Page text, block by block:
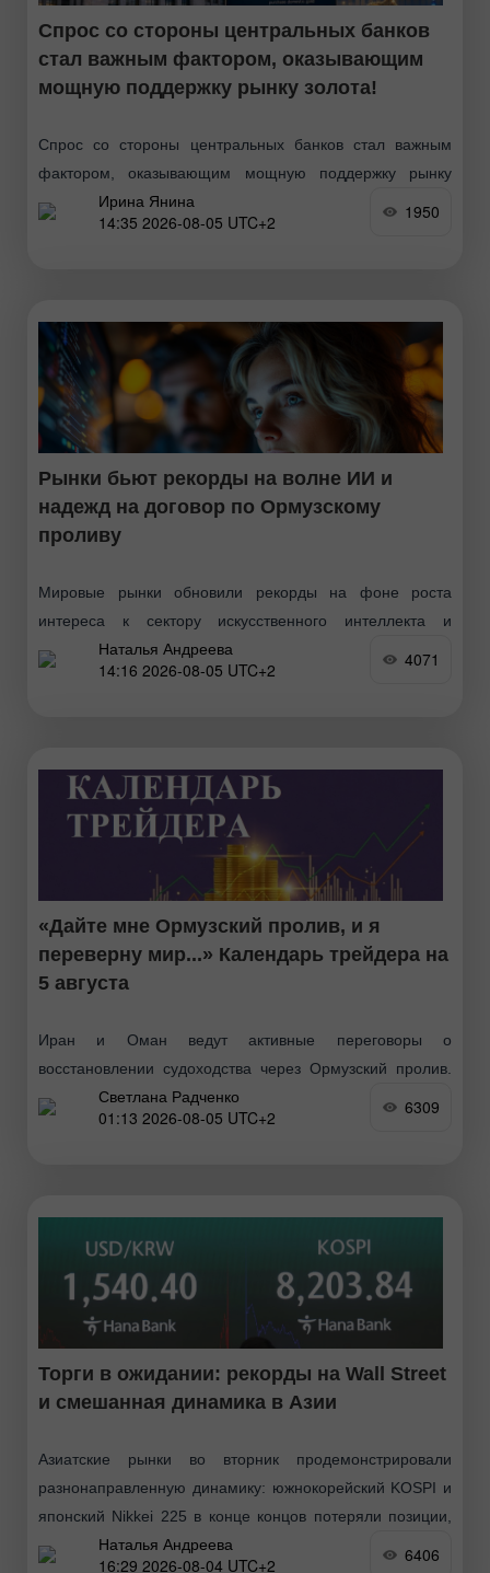
Спрос со стороны центральных банков
стал важным фактором, оказывающим
мощную поддержку рынку золота!
Спрос со стороны центральных банков стал важным
фактором, оказывающим мощную поддержку рынку
золота, и, по мнению ряда аналитиков, именно это
является главной причиной, позволяющей ценам
Ирина Янина
14:35 2026-08-05 UTC+2
1950
Рынки бьют рекорды на волне ИИ и
надежд на договор по Ормузскому
проливу
Мировые рынки обновили рекорды на фоне роста
интереса к сектору искусственного интеллекта и
ожиданий по возможной американо-иранской сделке,
которая может разблокировать поставки нефти через
Наталья Андреева
14:16 2026-08-05 UTC+2
4071
«Дайте мне Ормузский пролив, и я
переверну мир...» Календарь трейдера на
5 августа
Иран и Оман ведут активные переговоры о
восстановлении судоходства через Ормузский пролив.
Согласно данным The New York Times, обсуждаемая
схема предполагает проход входящих судов по
Светлана Радченко
01:13 2026-08-05 UTC+2
6309
Торги в ожидании: рекорды на Wall Street
и смешанная динамика в Азии
Азиатские рынки во вторник продемонстрировали
разнонаправленную динамику: южнокорейский KOSPI и
японский Nikkei 225 в конце концов потеряли позиции,
несмотря на мощное ночное ралли на Уолл-стрит, где
Наталья Андреева
16:29 2026-08-04 UTC+2
6406